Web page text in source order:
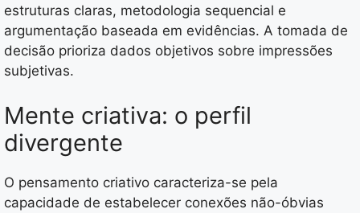
estruturas claras, metodologia sequencial e
argumentação baseada em evidências. A tomada de
decisão prioriza dados objetivos sobre impressões
subjetivas.
Mente criativa: o perfil
divergente
O pensamento criativo caracteriza-se pela
capacidade de estabelecer conexões não-óbvias